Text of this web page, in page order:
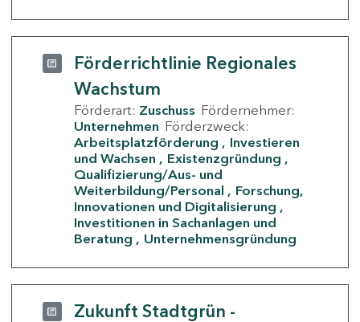
Förderrichtlinie Regionales
Wachstum
Förderart: Zuschuss Fördernehmer:
Unternehmen Förderzweck:
Arbeitsplatzförderung
Investieren
und Wachsen
Existenzgründung
Qualifizierung/Aus- und
Weiterbildung/Personal
Forschung,
Innovationen und Digitalisierung
Investitionen in Sachanlagen und
Beratung
Unternehmensgründung
Zukunft Stadtgrün -